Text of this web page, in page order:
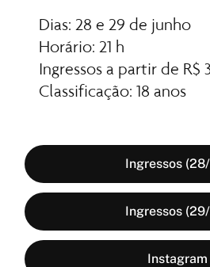
Dias: 28 e 29 de junho
Horário: 21 h
Ingressos a partir de R$
Classificação: 18 anos
Ingressos
Ingressos
Instagram